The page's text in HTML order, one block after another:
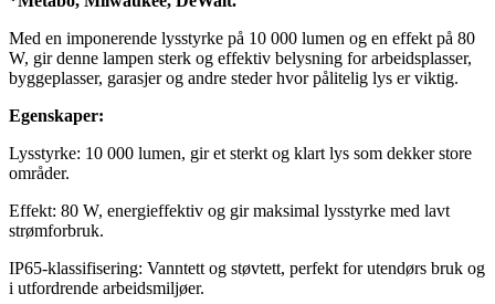
Med en imponerende lysstyrke på 10 000 lumen og en effekt på 80
W, gir denne lampen sterk og effektiv belysning for arbeidsplasser,
byggeplasser, garasjer og andre steder hvor pålitelig lys er viktig.
Egenskaper:
Lysstyrke: 10 000 lumen, gir et sterkt og klart lys som dekker store
områder.
Effekt: 80 W, energieffektiv og gir maksimal lysstyrke med lavt
strømforbruk.
IP65-klassifisering: Vanntett og støvtett, perfekt for utendørs bruk og
i utfordrende arbeidsmiljøer.